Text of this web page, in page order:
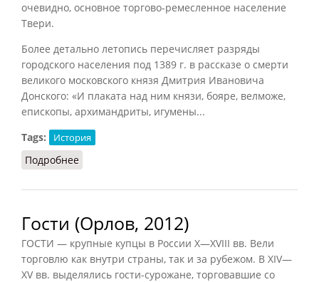
очевидно, основное торгово-ремесленное население
Твери.
Более детально летопись перечисляет разряды
городского населения под 1389 г. в рассказе о смерти
великого московского князя Дмитрия Ивановича
Донского: «И плаката над ним князи, бояре, велможе,
епископы, архимандриты, игумены...
Tags:
История
Подробнее
Гости (Орлов, 2012)
ГОСТИ — крупные купцы в России X—XVIII вв. Вели
торговлю как внутри страны, так и за рубежом. В XIV—
XV вв. выделялись гости-сурожане, торговавшие со